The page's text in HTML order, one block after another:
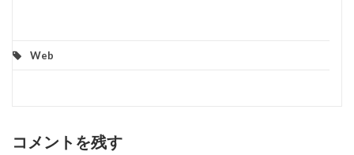
Web
コメントを残す